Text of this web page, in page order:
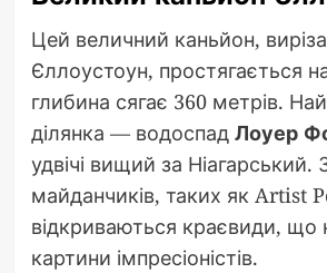
Цей величний каньйон,
Єллоустоун, простягається
глибина сягає 360 метрів.
ділянка — водоспад Лоуер
удвічі вищий за Ніагарський.
майданчиків, таких як Artist
відкриваються краєвиди, що
картини імпресіоністів.